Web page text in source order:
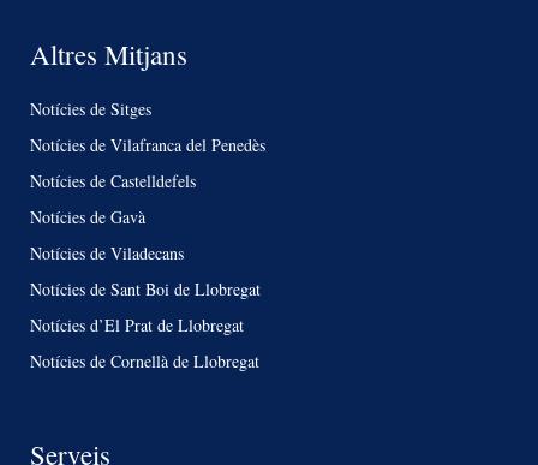
Altres Mitjans
Notícies de Sitges
Notícies de Vilafranca del Penedès
Notícies de Castelldefels
Notícies de Gavà
Notícies de Viladecans
Notícies de Sant Boi de Llobregat
Notícies d’El Prat de Llobregat
Notícies de Cornellà de Llobregat
Serveis